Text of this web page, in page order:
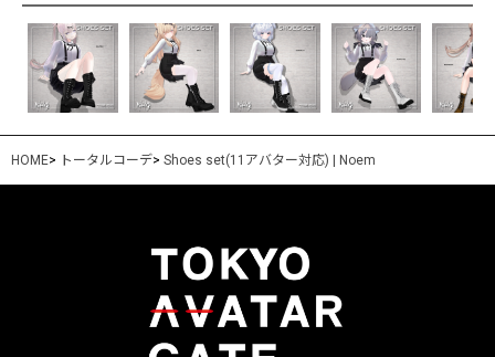
HOME> トータルコーデ> Shoes set(11アバター対応) | Noem